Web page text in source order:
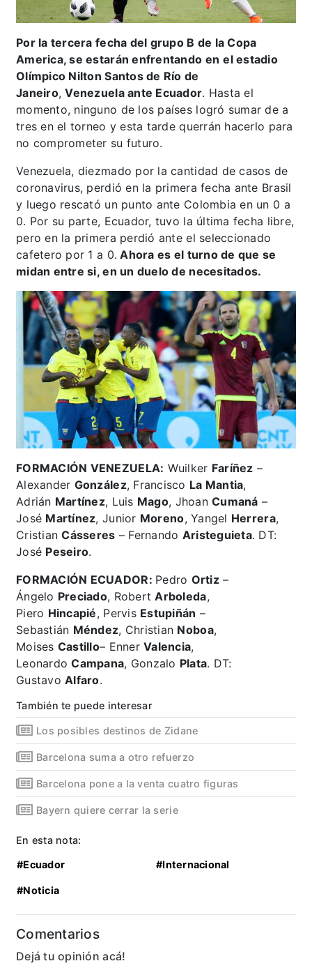
Por la tercera fecha del grupo B de la Copa
America, se estarán enfrentando en el estadio
Olímpico Nilton Santos de Río de
Janeiro,Venezuela ante Ecuador. Hasta el
momento, ninguno de los países logró sumar de a
tres en el torneo y esta tarde querrán hacerlo para
no comprometer su futuro.
Venezuela, diezmado por la cantidad de casos de
coronavirus, perdió en la primera fecha ante Brasil
y luego rescató un punto ante Colombia en un 0 a
0. Por su parte, Ecuador, tuvo la última fecha libre,
pero en la primera perdió ante el seleccionado
cafetero por 1 a 0. Ahora es el turno de que se
midan entre si, en un duelo de necesitados.
FORMACIÓN VENEZUELA: Wuilker Faríñez –
Alexander González, Francisco La Mantia,
Adrián Martínez, Luis Mago, JhoanCumaná –
José Martínez, Junior Moreno, Yangel Herrera,
CristianCásseres – Fernando Aristeguieta. DT:
José Peseiro.
FORMACIÓN ECUADOR: Pedro Ortiz –
Ángelo Preciado, RobertArboleda,
Piero Hincapié, Pervis Estupiñán –
Sebastián Méndez, Christian Noboa,
Moises Castillo– EnnerValencia,
LeonardoCampana, Gonzalo Plata. DT:
GustavoAlfaro.
También te puede interesar
Los posibles destinos de Zidane
Barcelona suma a otro refuerzo
Barcelona pone a la venta cuatro figuras
Bayern quiere cerrar la serie
En esta nota:
#Ecuador #Internacional
#Noticia
Comentarios
Dejá tu opinión acá!